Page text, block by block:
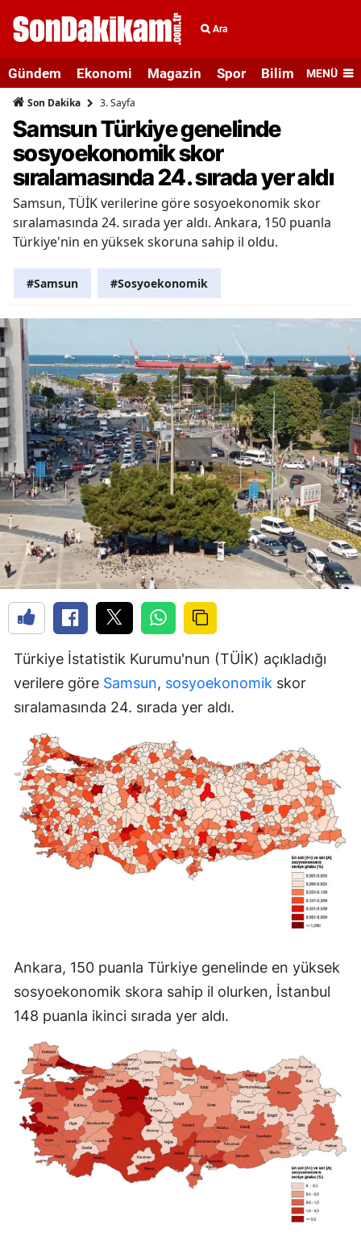
Ara
Gündem Ekonomi Magazin Spor Bilim veMENÜ
Son Dakika 3. Sayfa
Samsun Türkiye genelinde
sosyoekonomik skor
sıralamasında 24. sırada yer aldı
Samsun, TÜİK verilerine göre sosyoekonomik skor
sıralamasında 24. sırada yer aldı. Ankara, 150 puanla
Türkiye'nin en yüksek skoruna sahip il oldu.
#Samsun #Sosyoekonomik
Türkiye İstatistik Kurumu'nun (TÜİK) açıkladığı
verilere göre Samsun, sosyoekonomik skor
sıralamasında 24. sırada yer aldı.
Ankara, 150 puanla Türkiye genelinde en yüksek
sosyoekonomik skora sahip il olurken, İstanbul
148 puanla ikinci sırada yer aldı.